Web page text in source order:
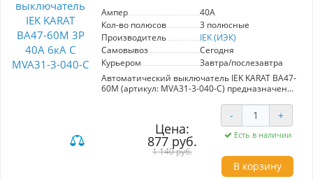
Выбор для безопасного и эффективного
электроснабжения.
Ампер
40A
Кол-во полюсов
3 полюсные
Производитель
IEK (ИЭК)
Самовывоз
Сегодня
Курьером
Завтра/послезавтра
Автоматический выключатель IEK KARAT ВА47-
60M (артикул: MVA31-3-040-C) предназначен
при сверхтоках. С номинальным током 40А и
предельной способностью к отключению 6кА,
он идеально подходит для использования в
групповых и учетно-распределительных щитах
в жилых и административных зданиях.
Обеспечивает высокую степень безопасности
и оперативное управление электрическими
Цена:
877 руб.
1 140 руб.
- +
Есть в наличии
В корзину